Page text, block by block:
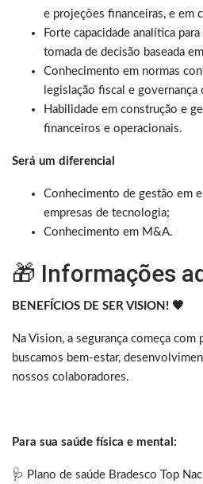
e projeções financeiras, e em
Forte capacidade analítica
tomada de decisão baseada
Conhecimento em normas
legislação fiscal e governança
Habilidade em construção e
financeiros e operacionais.
Será um diferencial
Conhecimento de gestão em
empresas de tecnologia;
Conhecimento em M&A.
🎁 Informações
BENEFÍCIOS DE SER VISION! 🧡
Na Vision, a segurança começa com
buscamos bem-estar,
nossos colaboradores.
Para sua saúde física e mental:
🩺 Plano de saúde Bradesco Top